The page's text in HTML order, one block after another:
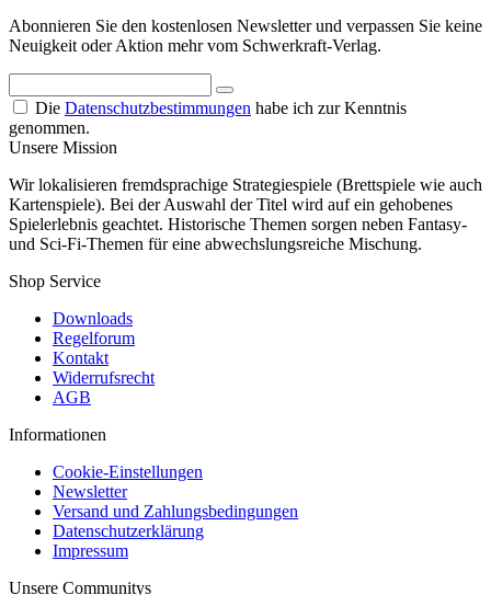
Abonnieren Sie den kostenlosen Newsletter und verpassen Sie keine
Neuigkeit oder Aktion mehr vom Schwerkraft-Verlag.
Die Datenschutzbestimmungen habe ich zur Kenntnis
genommen.
Unsere Mission
Wir lokalisieren fremdsprachige Strategiespiele (Brettspiele wie auch
Kartenspiele). Bei der Auswahl der Titel wird auf ein gehobenes
Spielerlebnis geachtet. Historische Themen sorgen neben Fantasy-
und Sci-Fi-Themen für eine abwechslungsreiche Mischung.
Shop Service
Downloads
Regelforum
Kontakt
Widerrufsrecht
AGB
Informationen
Cookie-Einstellungen
Newsletter
Versand und Zahlungsbedingungen
Datenschutzerklärung
Impressum
Unsere Communitys